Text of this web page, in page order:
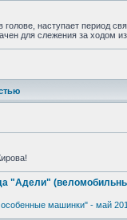
голове, наступает период
для слежения за ходом
"Адели"
машинки" - май